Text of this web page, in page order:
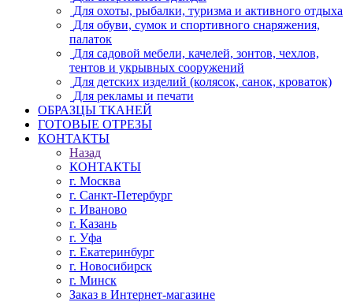
Для охоты, рыбалки, туризма и активного отдыха
Для обуви, сумок и спортивного снаряжения,
палаток
Для садовой мебели, качелей, зонтов, чехлов,
тентов и укрывных сооружений
Для детских изделий (колясок, санок, кроваток)
Для рекламы и печати
ОБРАЗЦЫ ТКАНЕЙ
ГОТОВЫЕ ОТРЕЗЫ
КОНТАКТЫ
Назад
КОНТАКТЫ
г. Москва
г. Санкт-Петербург
г. Иваново
г. Казань
г. Уфа
г. Екатеринбург
г. Новосибирск
г. Минск
Заказ в Интернет-магазине